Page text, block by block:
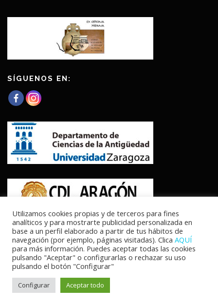
SÍGUENOS EN:
Copyright © 2026 Los cursos fluviales en Hispania, vías de
comercio cerámico–TemaOnePress
Utilizamos cookies propias y de terceros para fines
analíticos y para mostrarte publicidad personalizada en
base a un perfil elaborado a partir de tus hábitos de
navegación (por ejemplo, páginas visitadas). Clica AQUÍ
para más información. Puedes aceptar todas las cookies
pulsando "Aceptar" o configurarlas o rechazar su uso
pulsando el botón "Configurar"
Configurar Aceptar todo